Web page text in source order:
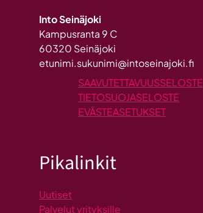
Into Seinäjoki
Kampusranta 9 C
60320 Seinäjoki
etunimi.sukunimi@intoseinajoki.fi
SAAVUTETTAVUUSSELOSTE
TIETOSUOJASELOSTE
EVÄSTEASETUKSET
Pikalinkit
Uutiset
Palvelut yrityksille